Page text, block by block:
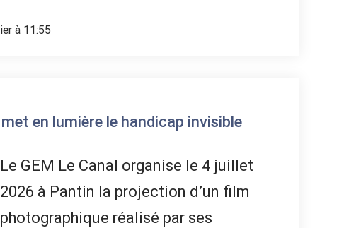
à 11:55
en lumière le handicap invisible
Le GEM Le Canal organise le 4 juillet
2026 à Pantin la projection d’un film
photographique réalisé par ses